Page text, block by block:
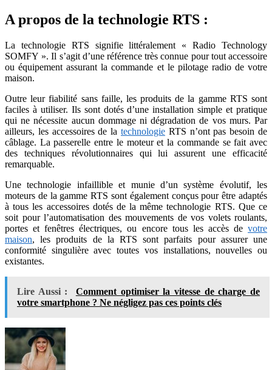
A propos de la technologie RTS :
La technologie RTS signifie littéralement « Radio Technology
SOMFY ». Il s’agit d’une référence très connue pour tout accessoire
ou équipement assurant la commande et le pilotage radio de votre
maison.
Outre leur fiabilité sans faille, les produits de la gamme RTS sont
faciles à utiliser. Ils sont dotés d’une installation simple et pratique
qui ne nécessite aucun dommage ni dégradation de vos murs. Par
ailleurs, les accessoires de la technologie RTS n’ont pas besoin de
câblage. La passerelle entre le moteur et la commande se fait avec
des techniques révolutionnaires qui lui assurent une efficacité
remarquable.
Une technologie infaillible et munie d’un système évolutif, les
moteurs de la gamme RTS sont également conçus pour être adaptés
à tous les accessoires dotés de la même technologie RTS. Que ce
soit pour l’automatisation des mouvements de vos volets roulants,
portes et fenêtres électriques, ou encore tous les accès de votre
maison, les produits de la RTS sont parfaits pour assurer une
conformité singulière avec toutes vos installations, nouvelles ou
existantes.
Lire Aussi :
Comment optimiser la vitesse de charge de
votre smartphone ? Ne négligez pas ces points clés